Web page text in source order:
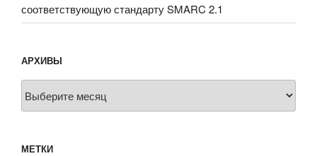
соответствующую стандарту SMARC 2.1
АРХИВЫ
МЕТКИ